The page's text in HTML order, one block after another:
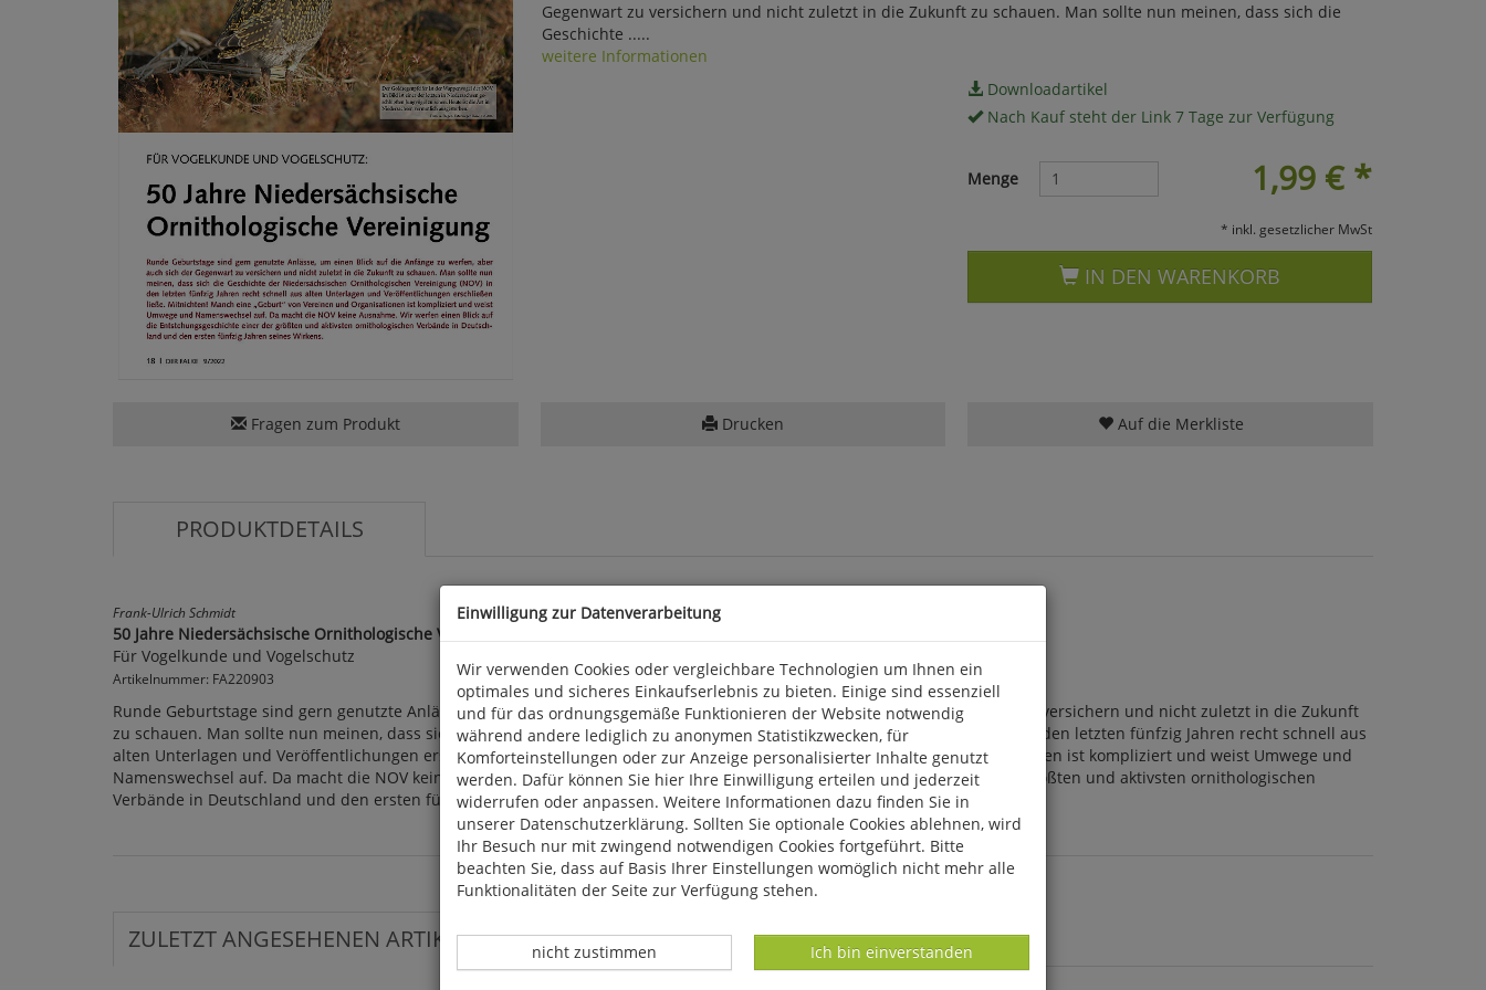
Gegenwart zu versichern und nicht zuletzt in die Zukunft zu schauen. Man sollte nun meinen, dass sich die
Geschichte .....
weitere Informationen
Downloadartikel
Nach Kauf steht der Link 7 Tage zur Verfügung
1,99 €*
Menge
* inkl. gesetzlicher MwSt
IN DEN WARENKORB
Fragen zum Produkt Drucken Auf die Merkliste
PRODUKTDETAILS
Frank-Ulrich Schmidt
50 Jahre Niedersächsische Ornithologische Vereinigung
Für Vogelkunde und Vogelschutz
Artikelnummer: FA220903
Runde Geburtstage sind gern genutzte Anlässe, um einen Blick auf die Anfänge zu werfen, aber auch sich der Gegenwart zu versichern und nicht zuletzt in die Zukunft
zu schauen. Man sollte nun meinen, dass sich die Geschichte der Niedersächsischen Ornithologischen Vereinigung (NOV) in den letzten fünfzig Jahren recht schnell aus
alten Unterlagen und Veröffentlichungen erschließen ließe. Mitnichten! Manch eine "Geburt" von Vereinen und Organisationen ist kompliziert und weist Umwege und
Namenswechsel auf. Da macht die NOV keine Ausnahme. Wir werfen einen Blick auf die Entstehungsgeschichte einer der größten und aktivsten ornithologischen
Verbände in Deutschland und den ersten fünfzig Jahren seines Wirkens.
ZULETZT ANGESEHENEN ARTIKEL:
Einwilligung zur Datenverarbeitung
Wir verwenden Cookies oder vergleichbare Technologien um Ihnen ein
optimales und sicheres Einkaufserlebnis zu bieten. Einige sind essenziell
und für das ordnungsgemäße Funktionieren der Website notwendig
während andere lediglich zu anonymen Statistikzwecken, für
Komforteinstellungen oder zur Anzeige personalisierter Inhalte genutzt
werden. Dafür können Sie hier Ihre Einwilligung erteilen und jederzeit
widerrufen oder anpassen. Weitere Informationen dazu finden Sie in
unserer Datenschutzerklärung. Sollten Sie optionale Cookies ablehnen, wird
Ihr Besuch nur mit zwingend notwendigen Cookies fortgeführt. Bitte
beachten Sie, dass auf Basis Ihrer Einstellungen womöglich nicht mehr alle
Funktionalitäten der Seite zur Verfügung stehen.
Datenverarbeitung -
Ich bin einverstanden
Datenverarbeitung -
nicht zustimmen